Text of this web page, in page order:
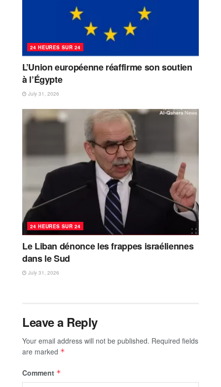
24 HEURES SUR 24
L’Union européenne réaffirme son soutien
à l’Égypte
July 31, 2026
24 HEURES SUR 24
Le Liban dénonce les frappes israéliennes
dans le Sud
July 31, 2026
Leave a Reply
Your email address will not be published. Required fields
are marked *
Comment *